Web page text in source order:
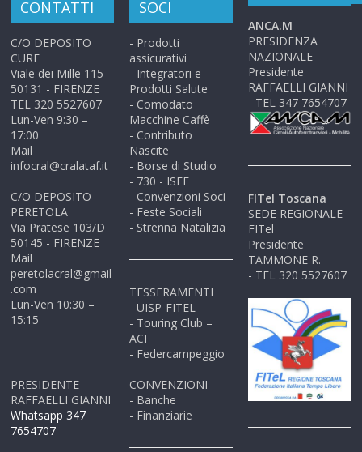
CONTATTI
C/O DEPOSITO
CURE
Viale dei Mille 115
50131 - FIRENZE
TEL 320 5527607
Lun-Ven 9:30 –
17:00
Mail
infocral@cralataf.it
C/O DEPOSITO
PERETOLA
Via Pratese 103/D
50145 - FIRENZE
Mail
peretolacral@gmail
.com
Lun-Ven 10:30 –
15:15
PRESIDENTE
RAFFAELLI GIANNI
Whatsapp 347
7654707
SOCI
- Prodotti
assicurativi
- Integratori e
Prodotti Salute
- Comodato
Macchine Caffè
- Contributo
Nascite
- Borse di Studio
- 730 - ISEE
- Convenzioni Soci
- Feste Sociali
- Strenna Natalizia
TESSERAMENTI
- UISP-FITEL
- Touring Club –
ACI
- Federcampeggio
CONVENZIONI
- Banche
- Finanziarie
ANCA.M
PRESIDENZA
NAZIONALE
Presidente
RAFFAELLI GIANNI
- TEL 347 7654707
FITel Toscana
SEDE REGIONALE
FITel
Presidente
TAMMONE R.
- TEL 320 5527607